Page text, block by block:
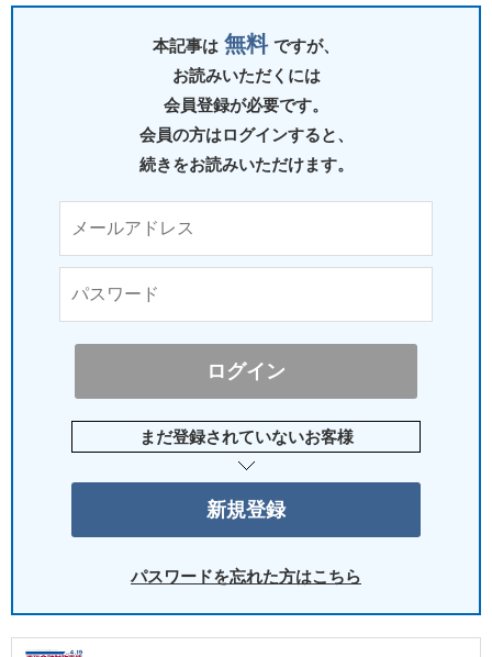
本記事は 無料 ですが、
お読みいただくには
会員登録が必要です。
会員の方はログインすると、
続きをお読みいただけます。
まだ登録されていないお客様
パスワードを忘れた方はこちら